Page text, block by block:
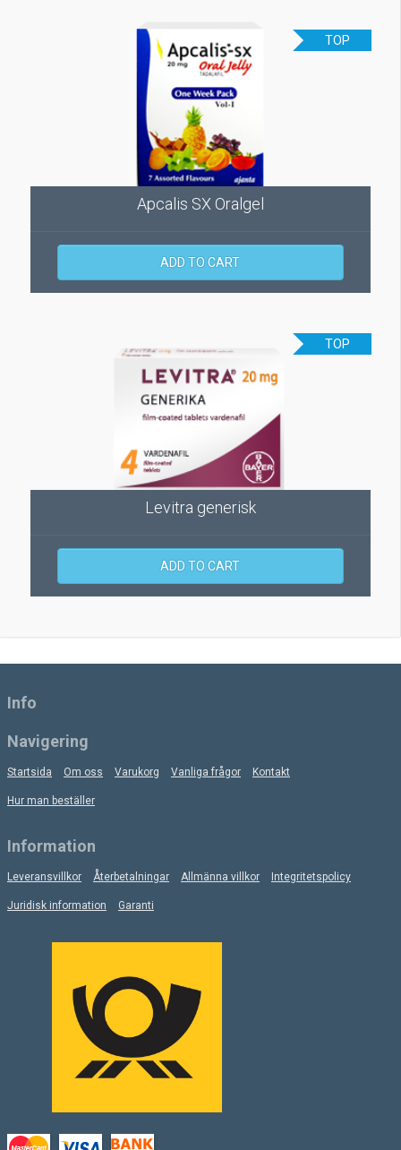
TOP
Apcalis SX Oralgel
ADD TO CART
TOP
Levitra generisk
ADD TO CART
Info
Navigering
Startsida Om oss Varukorg Vanliga frågor Kontakt
Hur man beställer
Information
Leveransvillkor Återbetalningar Allmänna villkor Integritetspolicy
Juridisk information Garanti